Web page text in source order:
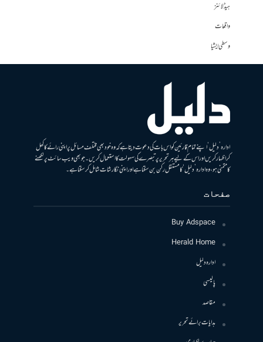
ہیڈلائنز
واقعات
وسطی ایشیا
ادارہ ’دلیل‘ اپنے تمام قارئین کو اس بات کی دعوت دیتا ہے کہ وہ خود بھی مختلف مسائل پر اپنی رائے کا کھل
کر اظہار کریں اور اس کے لیے ہر تحریر پر تبصرے کی سہولت کا استعمال کریں۔ جو بھی ویب سائٹ پر لکھنے
کا متمنی ہو، وہ ادارہ ’دلیل‘ کا مستقل رکن بن سکتا ہے اور اپنی نگارشات شامل کرسکتا ہے۔
صفحات
Buy Adspace
Herald Home
ادارہ دلیل
پالیسی
مقاصد
ہدایات برائے تحریر